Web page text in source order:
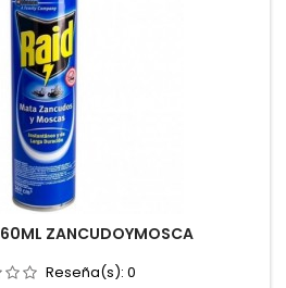
ZANCUDOYMOSCA
Reseña(s): 0